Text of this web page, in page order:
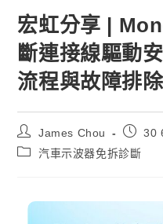
宏虹分享 |
斷連接線驅動
流程與故障排
James Chou
30
汽車示波器免拆診斷